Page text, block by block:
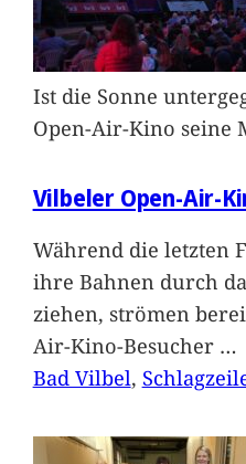
Ist die Sonne
Open-Air-Kino seine
Vilbeler Open-Air-
Während die letzten
ihre Bahnen durch
ziehen, strömen
Air-Kino-Besucher …
Bad Vilbel,